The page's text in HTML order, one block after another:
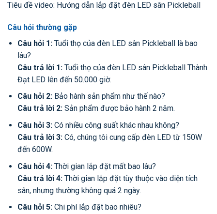
Tiêu đề video: Hướng dẫn lắp đặt đèn LED sân Pickleball
Câu hỏi thường gặp
Câu hỏi 1:Tuổi thọ của đèn LED sân Pickleball là bao
lâu?
Câu trả lời 1:Tuổi thọ của đèn LED sân Pickleball Thành
Đạt LED lên đến 50.000 giờ.
Câu hỏi 2:Bảo hành sản phẩm như thế nào?
Câu trả lời 2:Sản phẩm được bảo hành 2 năm.
Câu hỏi 3:Có nhiều công suất khác nhau không?
Câu trả lời 3:Có, chúng tôi cung cấp đèn LED từ 150W
đến 600W.
Câu hỏi 4:Thời gian lắp đặt mất bao lâu?
Câu trả lời 4:Thời gian lắp đặt tùy thuộc vào diện tích
sân, nhưng thường không quá 2 ngày.
Câu hỏi 5:Chi phí lắp đặt bao nhiêu?